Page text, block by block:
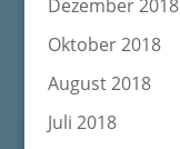
Dezember 2018
Oktober 2018
August 2018
Juli 2018